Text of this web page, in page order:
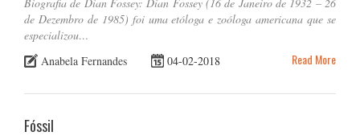
de Dezembro de 1985) foi uma etóloga e zoóloga americana que se
especializou…
Anabela Fernandes
04-02-2018 Read More
Fóssil